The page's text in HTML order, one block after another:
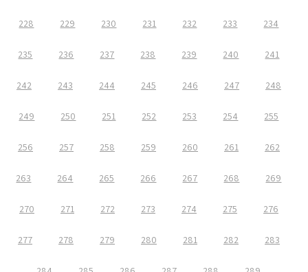
228 229 230 231 232 233 234
235 236 237 238 239 240 241
242 243 244 245 246 247 248
249 250 251 252 253 254 255
256 257 258 259 260 261 262
263 264 265 266 267 268 269
270 271 272 273 274 275 276
277 278 279 280 281 282 283